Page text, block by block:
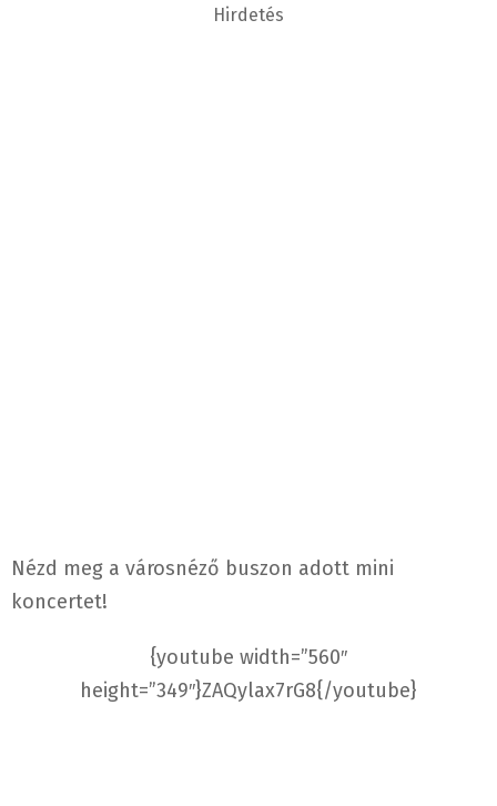
Hirdetés
Nézd meg a városnéző buszon adott mini
koncertet!
{youtube width=”560″
height=”349″}ZAQylax7rG8{/youtube}